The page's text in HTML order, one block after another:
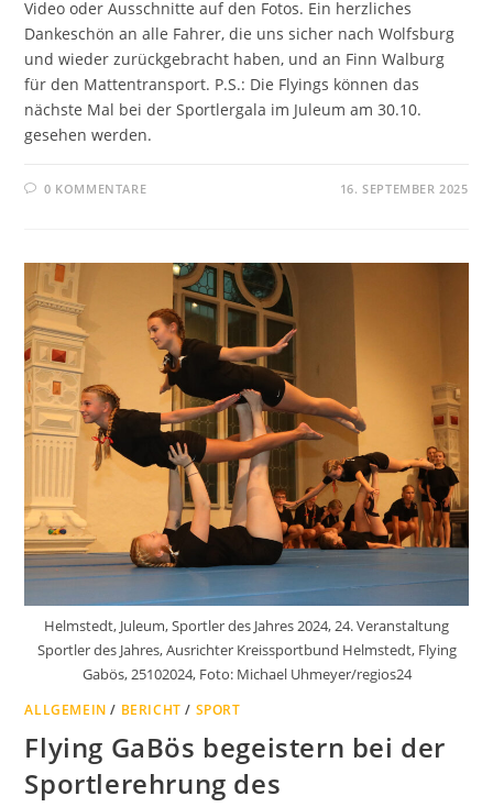
Video oder Ausschnitte auf den Fotos. Ein herzliches
Dankeschön an alle Fahrer, die uns sicher nach Wolfsburg
und wieder zurückgebracht haben, und an Finn Walburg
für den Mattentransport. P.S.: Die Flyings können das
nächste Mal bei der Sportlergala im Juleum am 30.10.
gesehen werden.
0 KOMMENTARE 16. SEPTEMBER 2025
Helmstedt, Juleum, Sportler des Jahres 2024, 24. Veranstaltung
Sportler des Jahres, Ausrichter Kreissportbund Helmstedt, Flying
Gabös, 25102024, Foto: Michael Uhmeyer/regios24
ALLGEMEIN / BERICHT / SPORT
Flying GaBös begeistern bei der
Sportlerehrung des